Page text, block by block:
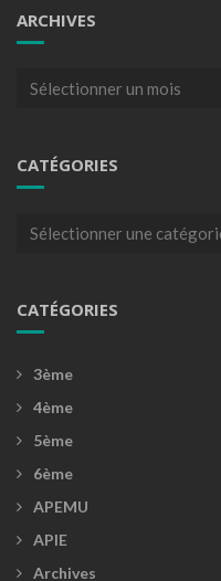
ARCHIVES
Archives
CATÉGORIES
Catégories
CATÉGORIES
3ème
4ème
5ème
6ème
APEMU
APIE
Archives